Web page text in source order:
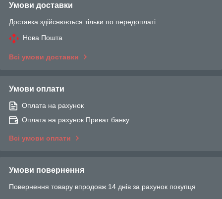
Умови доставки
Доставка здійснюється тільки по передоплаті.
Нова Пошта
Всі умови доставки
Умови оплати
Оплата на рахунок
Оплата на рахунок Приват банку
Всі умови оплати
Умови повернення
Повернення товару впродовж 14 днів за рахунок покупця